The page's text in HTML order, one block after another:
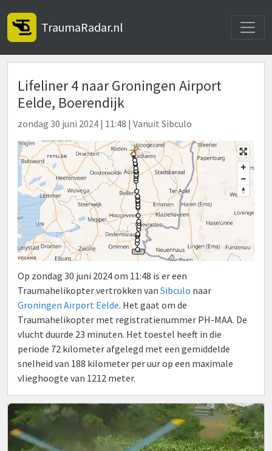
TraumaRadar.nl
Lifeliner 4 naar Groningen Airport
Eelde, Boerendijk
zondag 30 juni 2024 | 11:48 | Vanuit Sibculo
Op zondag 30 juni 2024 om 11:48 is er een
Traumahelikopter vertrokken van Sibculo naar
Groningen Airport Eelde. Het gaat om de
Traumahelikopter met registratienummer PH-MAA. De
vlucht duurde 23 minuten. Het toestel heeft in die
periode 72 kilometer afgelegd met een gemiddelde
snelheid van 188 kilometer per uur op een maximale
vlieghoogte van 1212 meter.